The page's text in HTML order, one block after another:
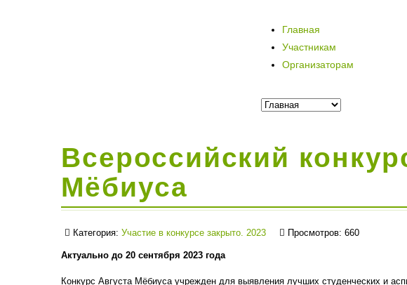
Главная
Участникам
Организаторам
Всероссийский
Мёбиуса
Категория: Участие в конкурсе закрыто. 2023 Просмотров: 660
Актуально до 20 сентября 2023 года
Конкурс Августа Мёбиуса учрежден для выявления лучших студенческих и